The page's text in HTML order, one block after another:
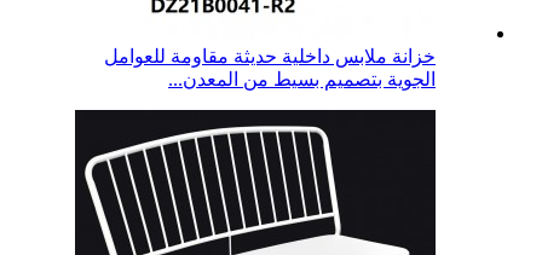
خزانة ملابس داخلية حديثة مقاومة للعوامل
الجوية بتصميم بسيط من المعدن...